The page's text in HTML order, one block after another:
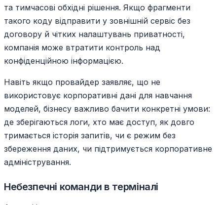
та тимчасові обхідні рішення. Якщо фрагменти
такого коду відправити у зовнішній сервіс без
договору й чітких налаштувань приватності,
компанія може втратити контроль над
конфіденційною інформацією.
Навіть якщо провайдер заявляє, що не
використовує корпоративні дані для навчання
моделей, бізнесу важливо бачити конкретні умови:
де зберігаються логи, хто має доступ, як довго
тримається історія запитів, чи є режим без
збереження даних, чи підтримується корпоративне
адміністрування.
Небезпечні команди в терміналі